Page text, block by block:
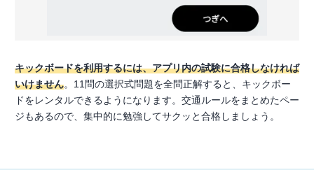
キックボードを利用するには、アプリ内の試験に合格しなければ
いけません。11問の選択式問題を全問正解すると、キックボー
ドをレンタルできるようになります。交通ルールをまとめたペー
ジもあるので、集中的に勉強してサクッと合格しましょう。